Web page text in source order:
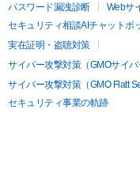
パスワード漏洩診断
Webサ
セキュリティ相談AIチャットボ
実在証明・盗聴対策
サイバー攻撃対策（GMOサイバ
サイバー攻撃対策（GMO Flatt
セキュリティ事業の軌跡